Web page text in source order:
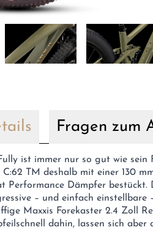
Fragen zum
ist immer nur so gut wie sein
TM deshalb mit einer 130
Performance Dämpfer bestückt.
– und einfach einstellbare
Maxxis Forekaster 2.4 Zoll
dahin, lassen sich aber